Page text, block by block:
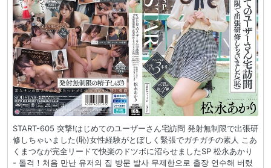
START-605 突撃!はじめてのユーザーさん宅訪問 発射無制限で出張研
修しちゃいました(恥)女性経験がとぼしく緊張でガチガチの素人 こあ
くまつなが完全リードで快楽のドツボに沼らせましたSP 松永あかり
- 돌격！처음 만난 유저의 집 방문 발사 무제한으로 출장 연수해 버렸